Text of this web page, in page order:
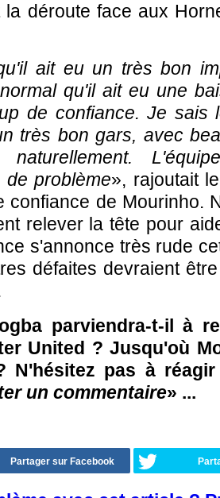
la déroute face aux
ait eu un très bon
qu'il ait eu une
de confiance. Je sais
très bon gars, avec
naturellement.
de problème», rajoutait
confiance de Mourinho.
relever la tête pour
s'annonce très rude
défaites devraient
parviendra-t-il à
United ? Jusqu'où
N'hésitez pas à
un commentaire» ...
Partager sur Facebook